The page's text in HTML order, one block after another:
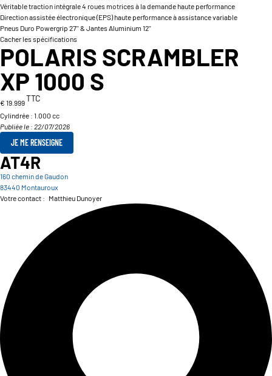
Véritable traction intégrale 4 roues motrices à la demande haute performance
Direction assistée électronique (EPS) haute performance à assistance variable
Pneus Duro Powergrip 27'' & Jantes Aluminium 12''
Cacher les spécifications
POLARIS SCRAMBLER
XP 1000 S
€ 19.999TTC
Cylindrée : 1.000 cc
Publiée le : 22/07/2026
JE ME RENSEIGNE
AT4R
160 chemin de Gaudon
83440 Montauroux
Votre contact : Matthieu Dunoyer